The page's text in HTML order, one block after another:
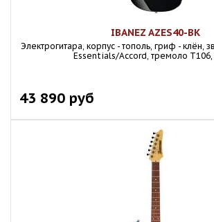
IBANEZ AZES40-BK
Электрогитара, корпус - тополь, гриф - клён,
Essentials/Accord, тремоло T106,
43 890 руб